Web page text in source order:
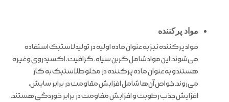
مواد پرکننده
مواد پرکننده نیز به عنوان ماده اولیه در تولید لاستیک استفاده
می‌شوند. این مواد شامل کربن سیاه، گرافیت، اکسید روی و غیره
هستند و به عنوان ماده پرکننده در مخلوطلاستیک به کار
می‌روند. خواص آن‌ها شامل افزایش مقاومت در برابر سایش،
افزایش جذب رطوبت و افزایش مقاومت در برابر خوردگی هستند.